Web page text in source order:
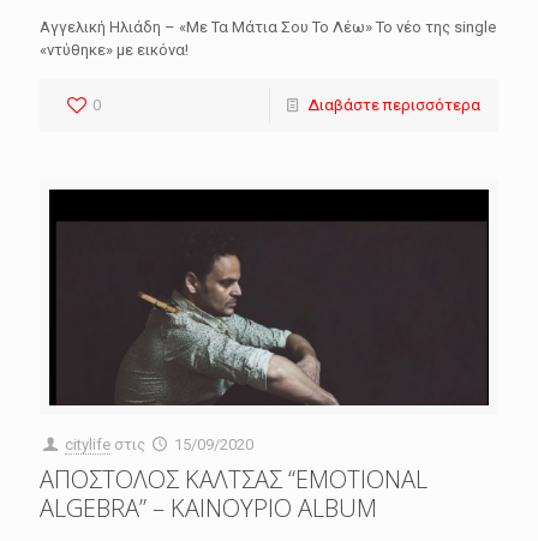
Αγγελική Ηλιάδη – «Με Τα Μάτια Σου Το Λέω» Το νέο της single
«ντύθηκε» με εικόνα!
0 Διαβάστε περισσότερα
citylife στις 15/09/2020
ΑΠΟΣΤΟΛΟΣ ΚΑΛΤΣΑΣ “EMOTIONAL
ALGEBRA” – ΚΑΙΝΟΥΡΙΟ ALBUM